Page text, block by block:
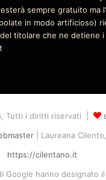
sempre gratuito ma
in modo artificioso)
titolare che ne detiene
Tutti i diritti riservati |
| Laureana
https://cilentano.it
Google hanno designato